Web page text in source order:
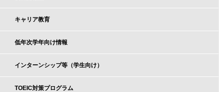
キャリア教育
低年次学年向け情報
インターンシップ等（学生向け）
TOEIC対策プログラム